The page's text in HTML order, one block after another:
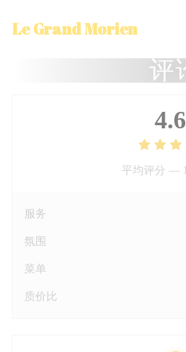
Le Grand Morien
评
4.6
平均评分 —
服务
氛围
菜单
质价比